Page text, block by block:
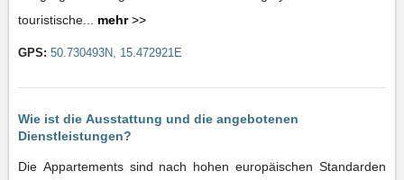
touristische... mehr>>
GPS: 50.730493N, 15.472921E
Wie ist die Ausstattung und die angebotenen
Dienstleistungen?
Die Appartements sind nach hohen europäischen Standarden